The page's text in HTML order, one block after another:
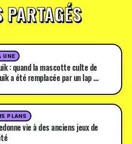
PARTAGÉS
UNE
: quand la mascotte culte de
a été remplacée par un lap …
PLANS
vie à des anciens jeux de